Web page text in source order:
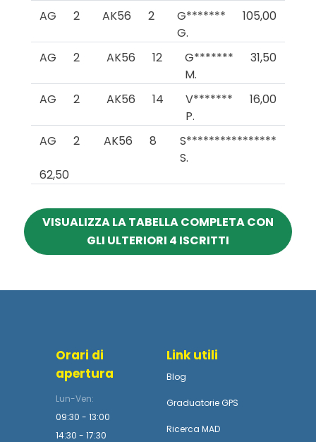
AG 2 AK56 2
G*******
G.
105,00
AG 2 AK56 12
G*******
M.
31,50
AG 2 AK56 14
V*******
P.
16,00
AG 2 AK56 8
S****************
S.
62,50
VISUALIZZA LA TABELLA COMPLETA CON
GLI ULTERIORI 4 ISCRITTI
Orari di
apertura
Lun-Ven:
09:30 - 13:00
14:30 - 17:30
Link utili
Blog
Graduatorie GPS
Ricerca MAD